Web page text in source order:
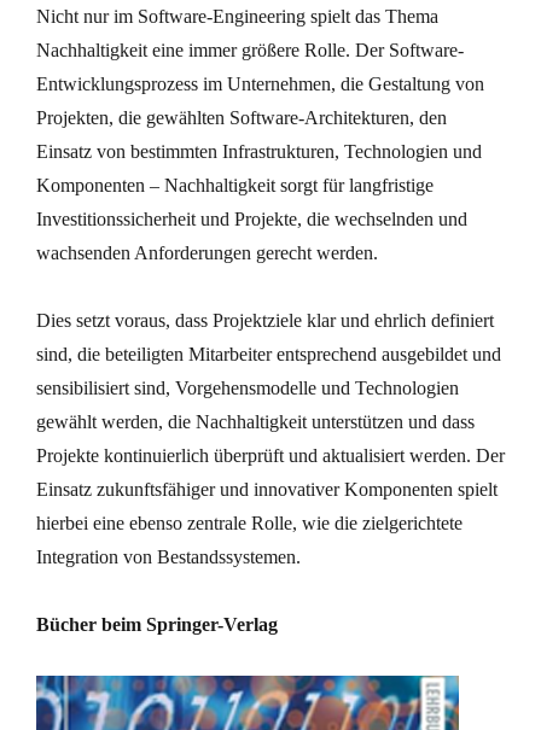
Nicht nur im Software-Engineering spielt das Thema
Nachhaltigkeit eine immer größere Rolle. Der Software-
Entwicklungsprozess im Unternehmen, die Gestaltung von
Projekten, die gewählten Software-Architekturen, den
Einsatz von bestimmten Infrastrukturen, Technologien und
Komponenten – Nachhaltigkeit sorgt für langfristige
Investitionssicherheit und Projekte, die wechselnden und
wachsenden Anforderungen gerecht werden.
Dies setzt voraus, dass Projektziele klar und ehrlich definiert
sind, die beteiligten Mitarbeiter entsprechend ausgebildet und
sensibilisiert sind, Vorgehensmodelle und Technologien
gewählt werden, die Nachhaltigkeit unterstützen und dass
Projekte kontinuierlich überprüft und aktualisiert werden. Der
Einsatz zukunftsfähiger und innovativer Komponenten spielt
hierbei eine ebenso zentrale Rolle, wie die zielgerichtete
Integration von Bestandssystemen.
Bücher beim Springer-Verlag